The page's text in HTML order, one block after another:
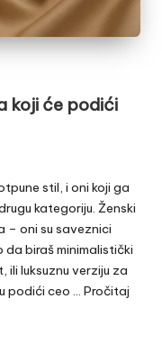
koji će podići
stil, i oni koji ga
kategoriju. Ženski
– oni su saveznici
biraš minimalistički
luksuznu verziju za
ceo ... Pročitaj